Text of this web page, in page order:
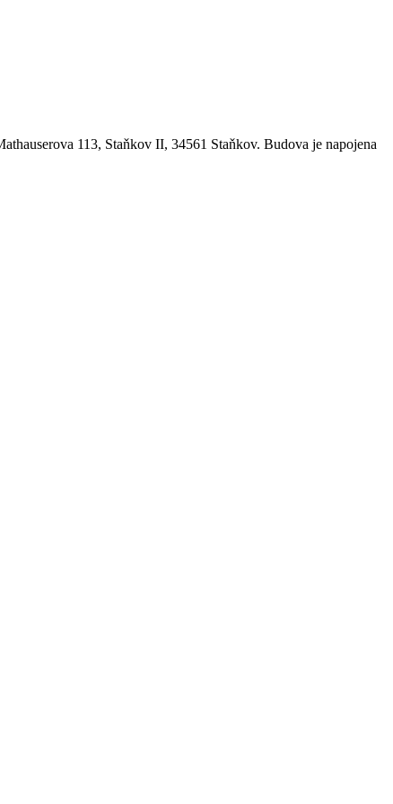
113, Staňkov II, 34561 Staňkov. Budova je napojena